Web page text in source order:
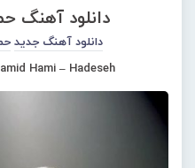
دانلود آهنگ
دانلود آهنگ جدید
Hami – Hadeseh